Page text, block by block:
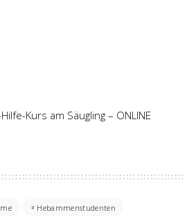
Kurs am Säugling – ONLINE
Hebammenstudenten